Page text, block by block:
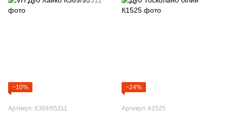
−10%
Артикул: К369/95311
−24%
Артикул: К1525